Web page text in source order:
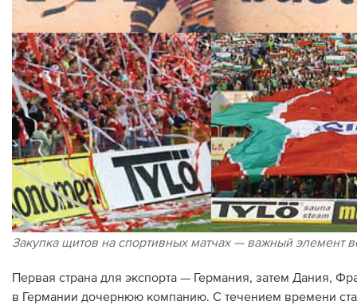
Закупка щитов на спортивных матчах — важный элемент
Первая страна для экспорта — Германия, затем Дания,
в Германии дочернюю компанию. С течением времени